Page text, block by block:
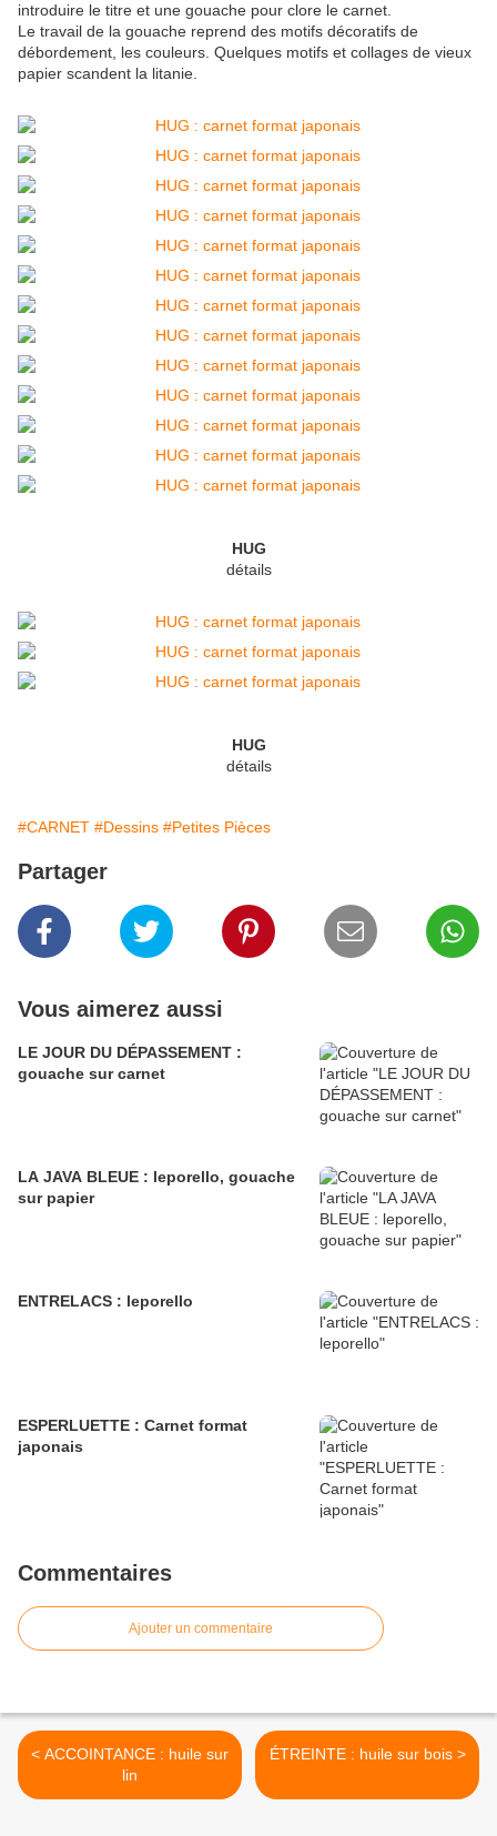
introduire le titre et une gouache pour clore le carnet.
Le travail de la gouache reprend des motifs décoratifs de
débordement, les couleurs. Quelques motifs et collages de vieux
papier scandent la litanie.
HUG
détails
HUG
détails
#CARNET #Dessins #Petites Pièces
Partager
Vous aimerez aussi
LE JOUR DU DÉPASSEMENT :
gouache sur carnet
LA JAVA BLEUE : leporello, gouache
sur papier
ENTRELACS : leporello
ESPERLUETTE : Carnet format
japonais
Commentaires
Ajouter un commentaire
< ACCOINTANCE : huile sur
lin
ÉTREINTE : huile sur bois >